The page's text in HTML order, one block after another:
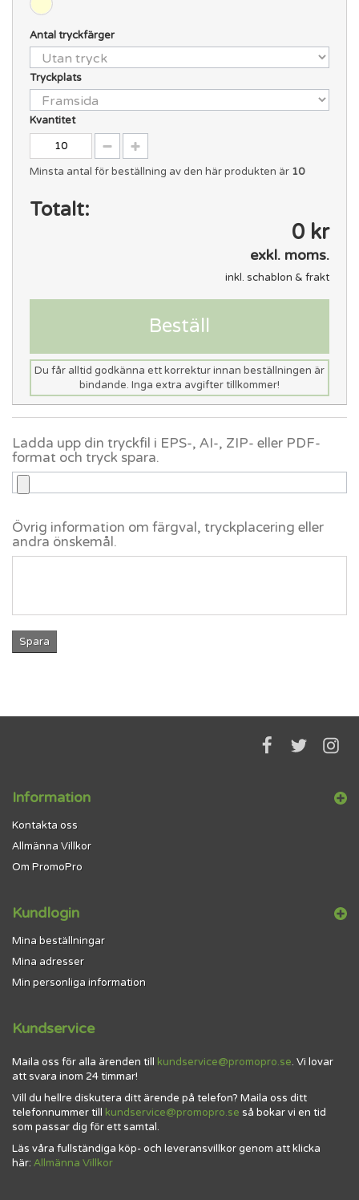
Antal tryckfärger
Tryckplats
Kvantitet
Minsta antal för beställning av den här produkten är 10
Totalt:
0 kr
exkl. moms.
inkl. schablon & frakt
Beställ
Du får alltid godkänna ett korrektur innan beställningen är
bindande. Inga extra avgifter tillkommer!
Ladda upp din tryckfil i EPS-, AI-, ZIP- eller PDF-
format och tryck spara.
Övrig information om färgval, tryckplacering eller
andra önskemål.
Spara
Information
Kontakta oss
Allmänna Villkor
Om PromoPro
Kundlogin
Mina beställningar
Mina adresser
Min personliga information
Kundservice
Maila oss för alla ärenden till kundservice@promopro.se. Vi lovar
att svara inom 24 timmar!
Vill du hellre diskutera ditt ärende på telefon? Maila oss ditt
telefonnummer till kundservice@promopro.se så bokar vi en tid
som passar dig för ett samtal.
Läs våra fullständiga köp- och leveransvillkor genom att klicka
här: Allmänna Villkor